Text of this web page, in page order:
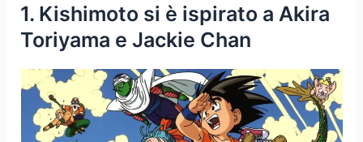
1. Kishimoto si è ispirato a Akira
Toriyama e Jackie Chan